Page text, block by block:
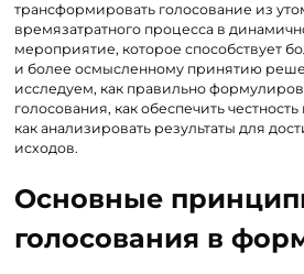
трансформировать голосование из
времязатратного процесса в
мероприятие, которое способствует
и более осмысленному принятию
исследуем, как правильно
голосования, как обеспечить
как анализировать результаты для
исходов.
Основные
голосования в